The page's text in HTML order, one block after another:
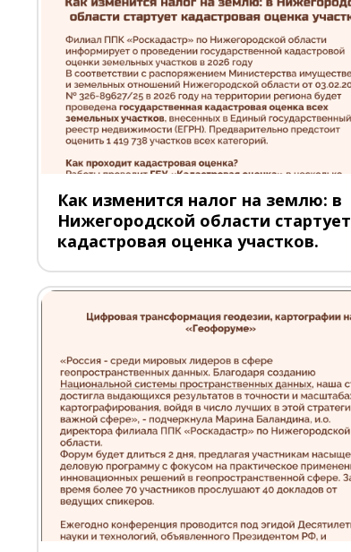
Как изменится налог на землю: в
Нижегородской области стартует
кадастровая оценка участков.